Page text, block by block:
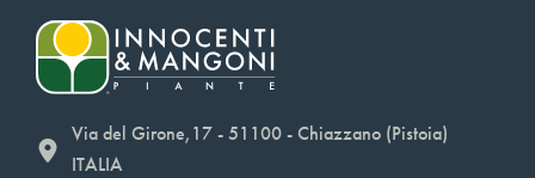
Via del Girone,17 - 51100 - Chiazzano (Pistoia)
ITALIA